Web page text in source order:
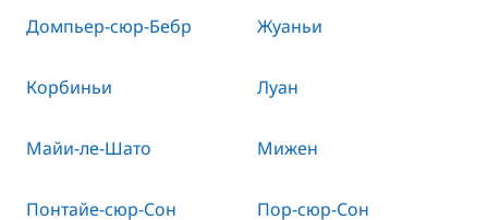
Домпьер-сюр-Бебр Жуаньи
Корбиньи Луан
Майи-ле-Шато Мижен
Понтайе-сюр-Сон Пор-сюр-Сон